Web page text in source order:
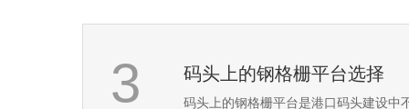
3 码头上的钢格栅平台选择
码头上的钢格栅平台是港口码头建设中